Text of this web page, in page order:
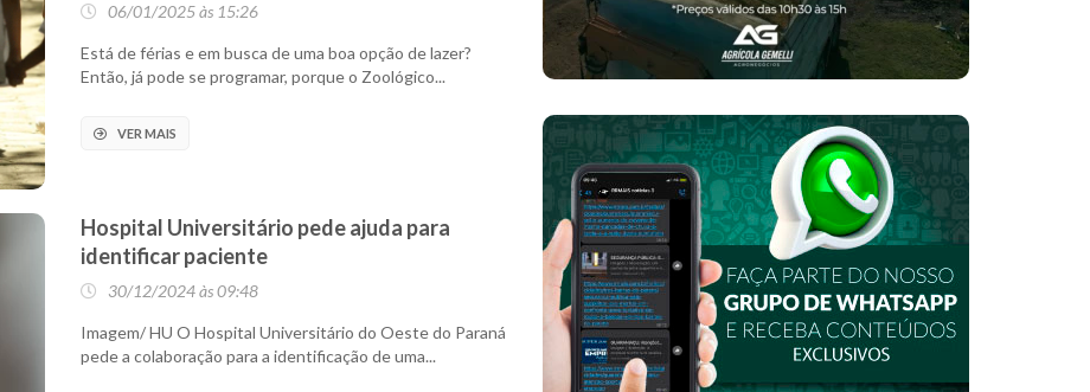
06/01/2025 às 15:26
Está de férias e em busca de uma boa opção de lazer?
Então, já pode se programar, porque o Zoológico...
VER MAIS
Hospital Universitário pede ajuda para
identificar paciente
30/12/2024 às 09:48
Imagem/ HU O Hospital Universitário do Oeste do Paraná
pede a colaboração para a identificação de uma...